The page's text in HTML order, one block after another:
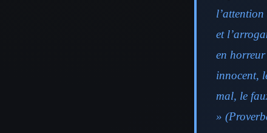
et
en
innocent,
mal, le
»